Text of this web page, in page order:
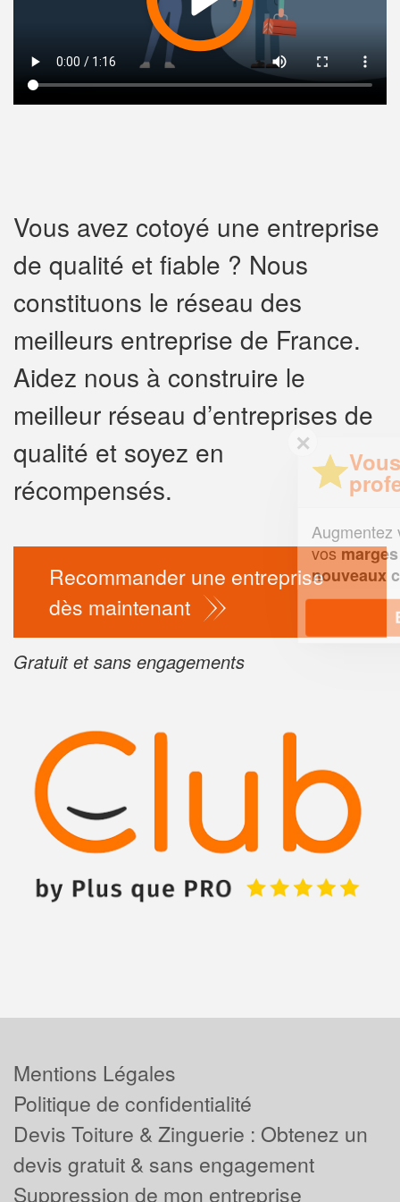
Vous avez cotoyé une entreprise
de qualité et fiable ? Nous
constituons le réseau des
meilleurs entreprise de France.
Aidez nous à construire le
meilleur réseau d’entreprises de
qualité et soyez en
récompensés.
Recommander une entreprise
dès maintenant
Gratuit et sans engagements
✕
Vous êtes un
professionnel ?
chiffre
vosmargestout en gagnant de
nouveaux clients!
Mentions Légales
Politique de confidentialité
Devis Toiture & Zinguerie : Obtenez un
devis gratuit & sans engagement
Suppression de mon entreprise